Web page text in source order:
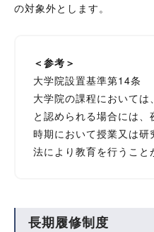
の対象外とします。
＜参考＞
大学院設置基準第14条
大学院の課程において
と認められる場合には
時期において授業又は
法により教育を行うこと
長期履修制度